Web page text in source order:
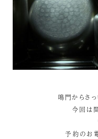
鳴門からさ
今回は
予約のお